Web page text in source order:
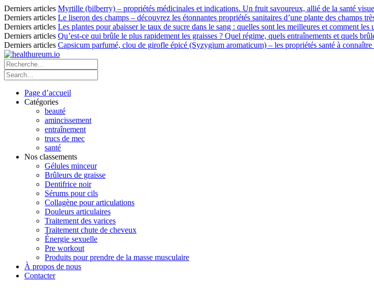
Derniers articles Myrtille (bilberry) – propriétés médicinales et indications. Un fruit savoureux, allié de la santé
Derniers articles Le liseron des champs – découvrez les étonnantes propriétés sanitaires d’une plante des champs
Derniers articles Les plantes pour abaisser le taux de sucre dans le sang : quelles sont les meilleures et comment les
Derniers articles Qu’est-ce qui brûle le plus rapidement les graisses ? Quel régime, quels entraînements et quels
Derniers articles Capsicum parfumé, clou de girofle épicé (Syzygium aromaticum) – les propriétés santé à connaître
Page d’accueil
Catégories
beauté
amincissement
entraînement
trucs de mec
santé
Nos classements
Gélules minceur
Brûleurs de graisse
Dentifrice noir
Sérums pour cils
Collagène pour articulations
Douleurs articulaires
Traitement des varices
Traitement chute de cheveux
Énergie sexuelle
Pre workout
Produits pour prendre de la masse musculaire
À propos de nous
Contacter